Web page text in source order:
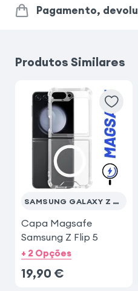
Samsung Galaxy S24
Samsung Galaxy S23
Samsung Galaxy S25
Samsung Galaxy S25
Pagamento,
Produtos Similares
SAMSUNG GALAXY Z FLIP 5
Capa Magsafe
Samsung Z Flip 5
+ 2 Opções
19,90 €